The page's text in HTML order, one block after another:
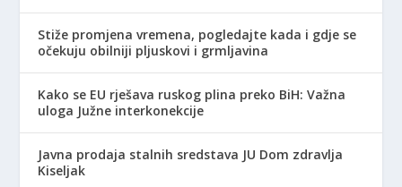
Stiže promjena vremena, pogledajte kada i gdje se
očekuju obilniji pljuskovi i grmljavina
Kako se EU rješava ruskog plina preko BiH: Važna
uloga Južne interkonekcije
Javna prodaja stalnih sredstava JU Dom zdravlja
Kiseljak